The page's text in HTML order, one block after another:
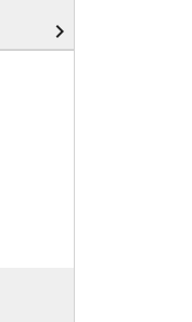
navigate_next